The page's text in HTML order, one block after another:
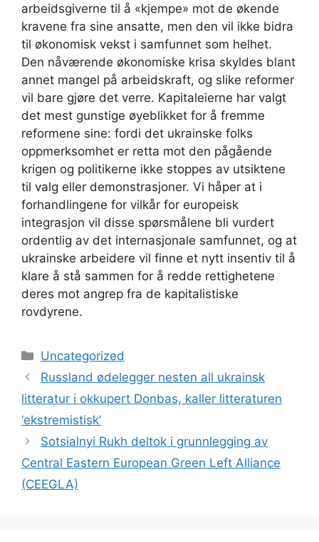
arbeidsgiverne til å «kjempe» mot de økende
kravene fra sine ansatte, men den vil ikke bidra
til økonomisk vekst i samfunnet som helhet.
Den nåværende økonomiske krisa skyldes blant
annet mangel på arbeidskraft, og slike reformer
vil bare gjøre det verre. Kapitaleierne har valgt
det mest gunstige øyeblikket for å fremme
reformene sine: fordi det ukrainske folks
oppmerksomhet er retta mot den pågående
krigen og politikerne ikke stoppes av utsiktene
til valg eller demonstrasjoner. Vi håper at i
forhandlingene for vilkår for europeisk
integrasjon vil disse spørsmålene bli vurdert
ordentlig av det internasjonale samfunnet, og at
ukrainske arbeidere vil finne et nytt insentiv til å
klare å stå sammen for å redde rettighetene
deres mot angrep fra de kapitalistiske
rovdyrene.
Kategorier
Uncategorized
Russland ødelegger nesten all ukrainsk
litteratur i okkupert Donbas, kaller litteraturen
‘ekstremistisk’
Sotsialnyi Rukh deltok i grunnlegging av
Central Eastern European Green Left Alliance
(CEEGLA)